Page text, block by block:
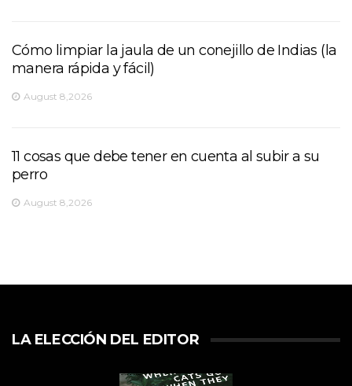
Cómo limpiar la jaula de un conejillo de Indias (la
manera rápida y fácil)
August 8,2026
11 cosas que debe tener en cuenta al subir a su
perro
August 8,2026
LA ELECCIÓN DEL EDITOR